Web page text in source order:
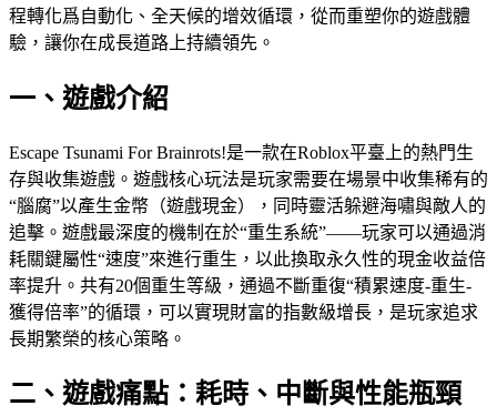
程轉化爲自動化、全天候的增效循環，從而重塑你的遊戲體
驗，讓你在成長道路上持續領先。
一、遊戲介紹
Escape Tsunami For Brainrots!是一款在Roblox平臺上的熱門生
存與收集遊戲。遊戲核心玩法是玩家需要在場景中收集稀有的
“腦腐”以產生金幣（遊戲現金），同時靈活躲避海嘯與敵人的
追擊。遊戲最深度的機制在於“重生系統”——玩家可以通過消
耗關鍵屬性“速度”來進行重生，以此換取永久性的現金收益倍
率提升。共有20個重生等級，通過不斷重復“積累速度-重生-
獲得倍率”的循環，可以實現財富的指數級增長，是玩家追求
長期繁榮的核心策略。
二、遊戲痛點：耗時、中斷與性能瓶頸